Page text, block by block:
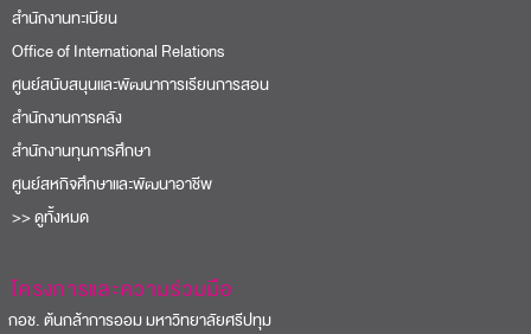
สำนักงานทะเบียน
Office of International Relations
ศูนย์สนับสนุนและพัฒนาการเรียนการสอน
สำนักงานการคลัง
สำนักงานทุนการศึกษา
ศูนย์สหกิจศึกษาและพัฒนาอาชีพ
>> ดูทั้งหมด
โครงการและความร่วมมือ
ช. ต้นกล้าการออม มหาวิทยาลัยศรีปทุม